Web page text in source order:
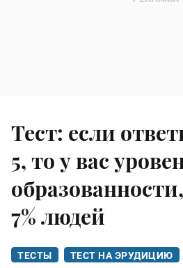
Тест: если
5, то у вас
7% людей
ТЕСТЫ ТЕСТ НА ЭРУДИЦИЮ